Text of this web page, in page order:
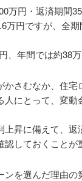
万円・返済期間
万円ですが、全
、年間では約38万
かさむなか、住
人にとって、変
上昇に備えて、
しておくことが
を選んだ理由の